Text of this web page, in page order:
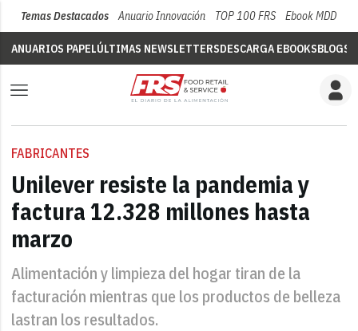
Temas Destacados Anuario Innovación TOP 100 FRS Ebook MDD
ANUARIOS PAPELÚLTIMAS NEWSLETTERSDESCARGA EBOOKSBLOGS
FABRICANTES
Unilever resiste la pandemia y
factura 12.328 millones hasta
marzo
Alimentación y limpieza del hogar tiran de la
facturación mientras que los productos de belleza
lastran los resultados.